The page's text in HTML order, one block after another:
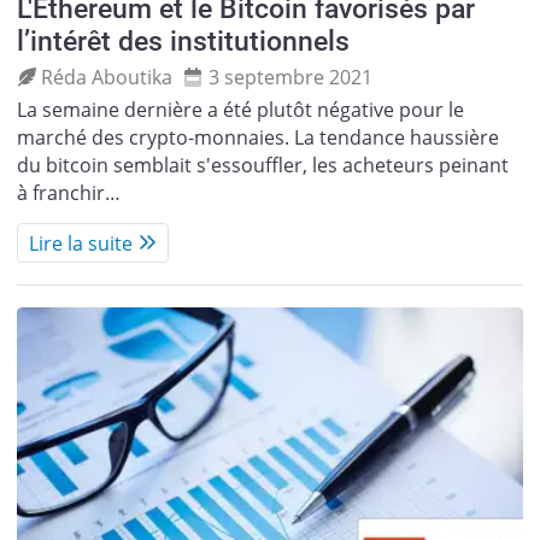
L'Ethereum et le Bitcoin favorisés par
l’intérêt des institutionnels
Réda Aboutika
3 septembre 2021
La semaine dernière a été plutôt négative pour le
marché des crypto-monnaies. La tendance haussière
du bitcoin semblait s'essouffler, les acheteurs peinant
à franchir…
Lire la suite